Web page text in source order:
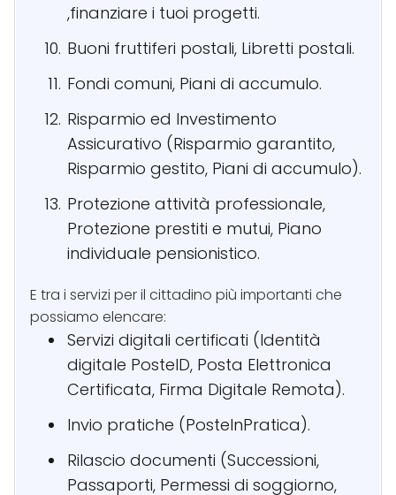
,finanziare i tuoi progetti.
Buoni fruttiferi postali, Libretti postali.
Fondi comuni, Piani di accumulo.
Risparmio ed Investimento
Assicurativo (Risparmio garantito,
Risparmio gestito, Piani di accumulo).
Protezione attività professionale,
Protezione prestiti e mutui, Piano
individuale pensionistico.
E tra i servizi per il cittadino più importanti che
possiamo elencare:
Servizi digitali certificati (Identità
digitale PosteID, Posta Elettronica
Certificata, Firma Digitale Remota).
Invio pratiche (PosteInPratica).
Rilascio documenti (Successioni,
Passaporti, Permessi di soggiorno,